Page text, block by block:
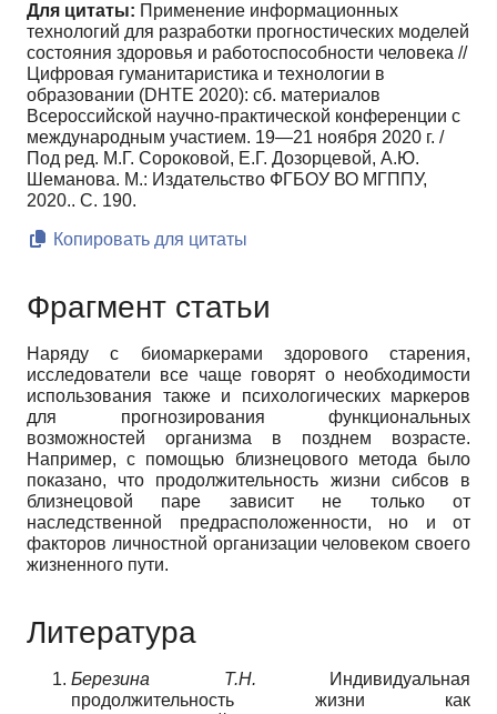
Для цитаты: Применение информационных
технологий для разработки прогностических моделей
состояния здоровья и работоспособности человека //
Цифровая гуманитаристика и технологии в
образовании (DHTE 2020): сб. материалов
Всероссийской научно-практической конференции с
международным участием. 19—21 ноября 2020 г. /
Под ред. М.Г. Сороковой, Е.Г. Дозорцевой, А.Ю.
Шеманова. М.: Издательство ФГБОУ ВО МГППУ,
2020.. С. 190.
Копировать для цитаты
Фрагмент статьи
Наряду с биомаркерами здорового старения,
исследователи все чаще говорят о необходимости
использования также и психологических маркеров
для прогнозирования функциональных
возможностей организма в позднем возрасте.
Например, с помощью близнецового метода было
показано, что продолжительность жизни сибсов в
близнецовой паре зависит не только от
наследственной предрасположенности, но и от
факторов личностной организации человеком своего
жизненного пути.
Литература
Березина Т.Н. Индивидуальная
продолжительность жизни как